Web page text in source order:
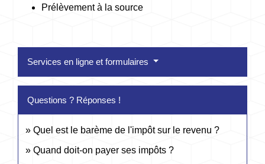
Prélèvement à la source
Services en ligne et formulaires
Questions ? Réponses !
Quel est le barème de l'impôt sur le revenu ?
Quand doit-on payer ses impôts ?